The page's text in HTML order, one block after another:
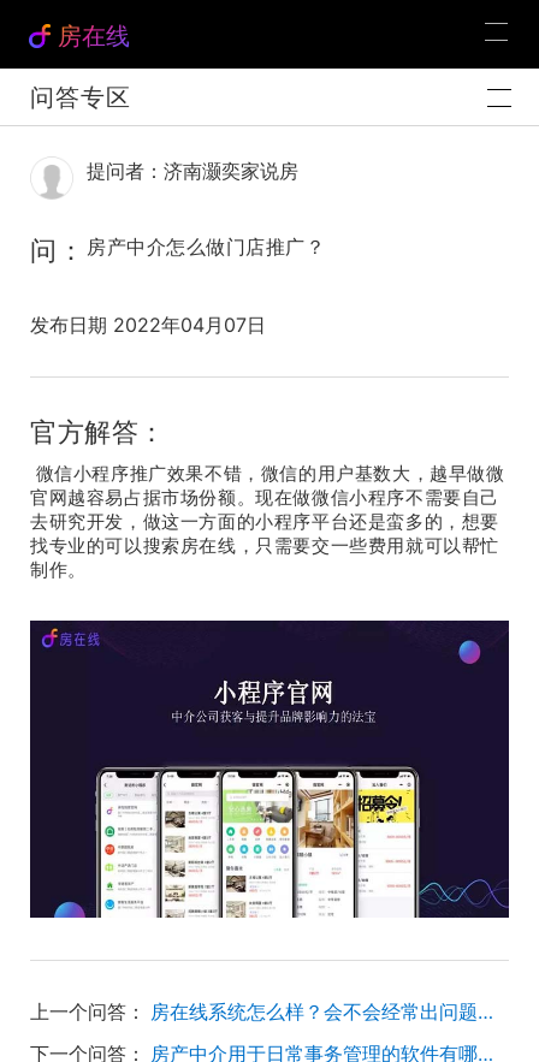
房在线
问答专区
提问者：济南灏奕家说房
问： 房产中介怎么做门店推广？
发布日期 2022年04月07日
官方解答：
微信小程序推广效果不错，微信的用户基数大，越早做微
官网越容易占据市场份额。现在做微信小程序不需要自己
去研究开发，做这一方面的小程序平台还是蛮多的，想要
找专业的可以搜索房在线，只需要交一些费用就可以帮忙
制作。
上一个问答：
房在线系统怎么样？会不会经常出问题稳不稳定？
下一个问答：
房产中介用于日常事务管理的软件有哪些？